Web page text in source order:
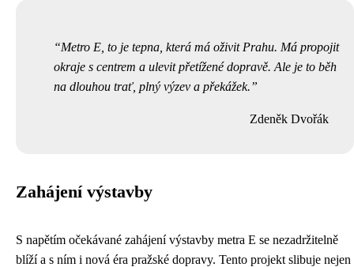
Metro E, to je tepna, která má oživit Prahu. Má propojit
okraje s centrem a ulevit přetížené dopravě. Ale je to běh
na dlouhou trať, plný výzev a překážek.
Zdeněk Dvořák
Zahájení výstavby
S napětím očekávané zahájení výstavby metra E se nezadržitelně
blíží a s ním i nová éra pražské dopravy. Tento projekt slibuje nejen